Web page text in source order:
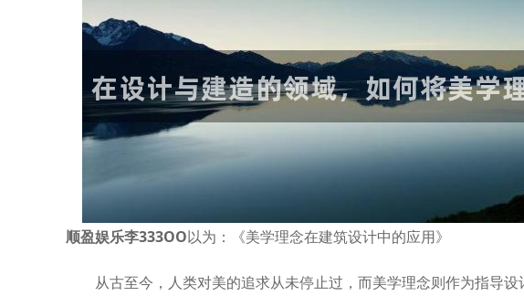
顺盈娱乐李333OO以为：《美学理念在建筑设计中的应用》
从古至今，人类对美的追求从未停止过，而美学理念则作为指导